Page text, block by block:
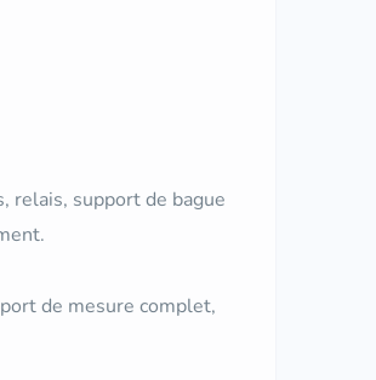
relais, support de bague
de mesure complet,